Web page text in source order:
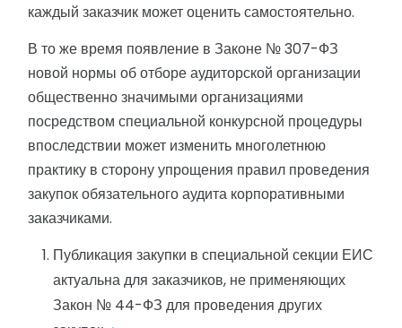
каждый заказчик может оценить самостоятельно.
В то же время появление в Законе № 307-ФЗ
новой нормы об отборе аудиторской организации
общественно значимыми организациями
посредством специальной конкурсной процедуры
впоследствии может изменить многолетнюю
практику в сторону упрощения правил проведения
закупок обязательного аудита корпоративными
заказчиками.
Публикация закупки в специальной секции ЕИС
актуальна для заказчиков, не применяющих
Закон № 44-ФЗ для проведения других